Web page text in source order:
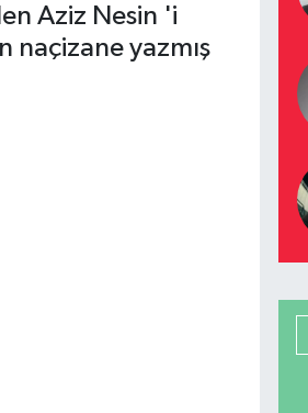
Aziz Nesin 'i
naçizane yazmış